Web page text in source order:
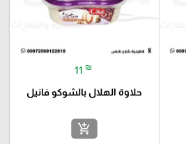
11 ₪
حلاوة الهلال بالشوكو فانيل
add_shopping_cart